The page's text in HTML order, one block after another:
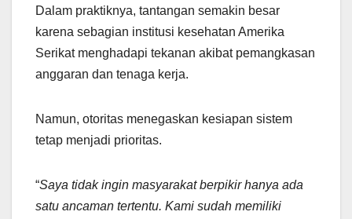
Dalam praktiknya, tantangan semakin besar
karena sebagian institusi kesehatan Amerika
Serikat menghadapi tekanan akibat pemangkasan
anggaran dan tenaga kerja.
Namun, otoritas menegaskan kesiapan sistem
tetap menjadi prioritas.
“Saya tidak ingin masyarakat berpikir hanya ada
satu ancaman tertentu. Kami sudah memiliki